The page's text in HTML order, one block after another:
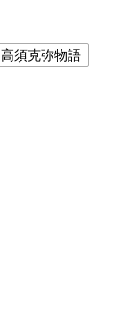
高須克弥物語